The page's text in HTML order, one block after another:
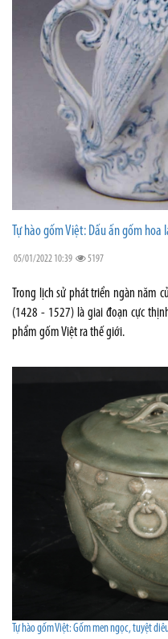
Tự hào gốm Việt: Dấu ấn gốm hoa
05/01/2022 10:39 5197
Trong lịch sử phát triển ngàn năm
(1428 - 1527) là giai đoạn cực
phẩm gốm Việt ra thế giới.
Tự hào gốm Việt: Gốm men ngọc, tuyệt